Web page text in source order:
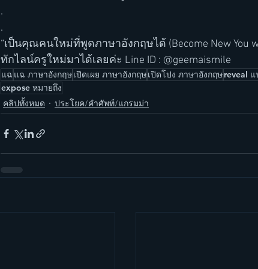
.
.
“เป็นคุณคนใหม่ที่พูดภาษาอังกฤษได้ (Become New You
ทักไลน์ครูใหม่มาได้เลยค่ะ Line ID : @geemaismile
แฉ แฉ ภาษาอังกฤษเปิดเผย ภาษาอังกฤษเปิดโปง ภาษาอังกฤษreveal แ
expose หมายถึง
คลิปทั้งหมด ประโยค/คำศัพท์/แกรมม่า